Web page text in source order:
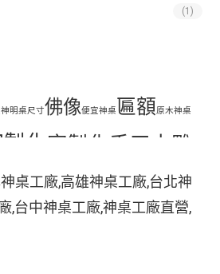
(1)
明桌尺寸佛像便宜神桌匾額原木神桌
化 客製化手工木雕
雕刻匾額客製化整修貼金彩
手工木
桌工廠,高雄神桌工廠,台北神
,台中神桌工廠,神桌工廠直營,